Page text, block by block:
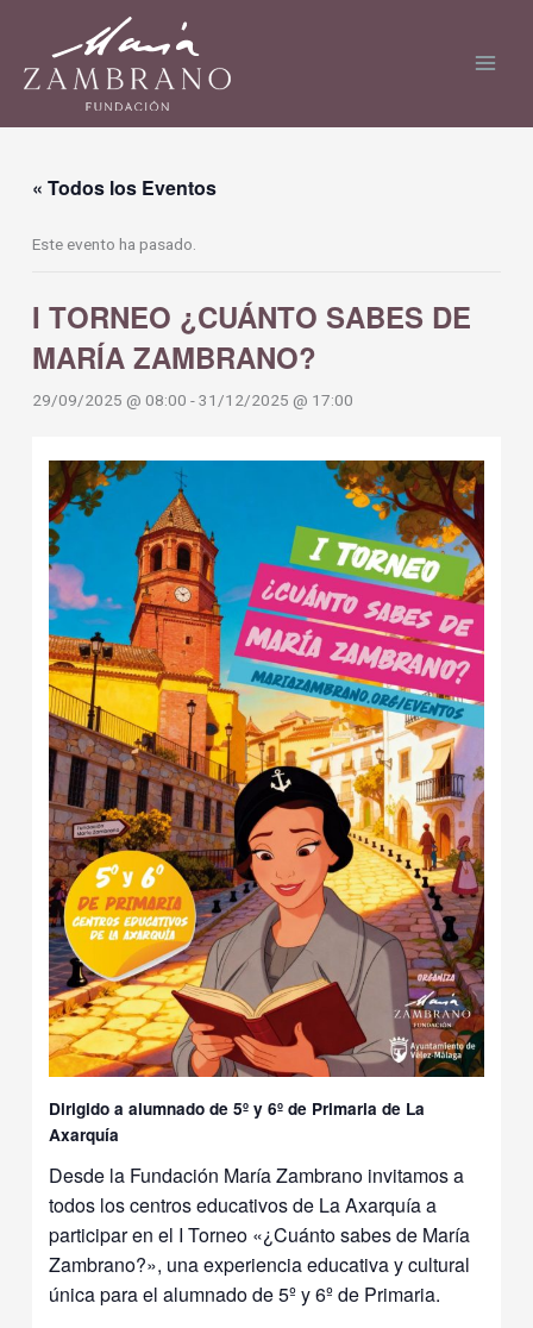
contenido
« Todos los Eventos
Este evento ha pasado.
I TORNEO ¿CUÁNTO SABES DE
MARÍA ZAMBRANO?
29/09/2025 @ 08:00 -31/12/2025 @ 17:00
Dirigido a alumnado de 5º y 6º de Primaria de La
Axarquía
Desde la Fundación María Zambrano invitamos a
todos los centros educativos de La Axarquía a
participar en el I Torneo «¿Cuánto sabes de María
Zambrano?», una experiencia educativa y cultural
única para el alumnado de 5º y 6º de Primaria.